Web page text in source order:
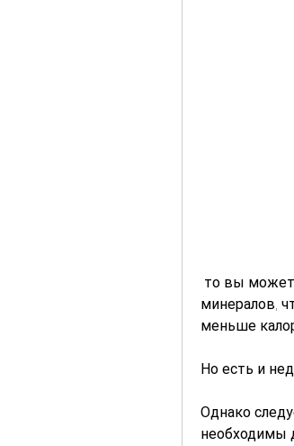
минералов,
меньше
Но есть и
Однако
необходимы